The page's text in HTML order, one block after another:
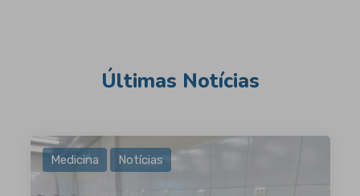
Últimas Notícias
Medicina Notícias